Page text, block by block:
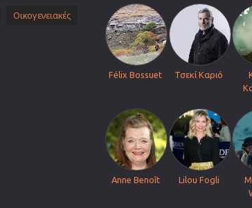
Πολιτική
Οικογενειακές
Félix Bossuet Τσεκί Καριό
Anne Benoît Lilou Fogli